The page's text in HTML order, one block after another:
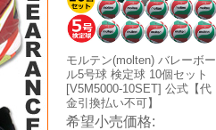
モルテン(molten) バレーボー
ル5号球 検定球 10個セット
[V5M5000-10SET] 公式【代
金引換払い不可】
希望小売価格: